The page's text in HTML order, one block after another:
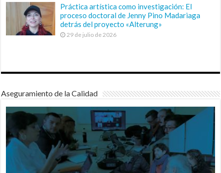
Práctica artística como investigación: El
proceso doctoral de Jenny Pino Madariaga
detrás del proyecto «Alterung»
29 de julio de 2026
Aseguramiento de la Calidad